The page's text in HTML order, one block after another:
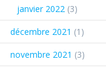
janvier 2022 (3)
décembre 2021 (1)
novembre 2021 (3)